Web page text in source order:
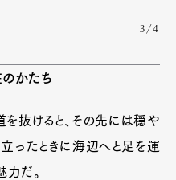
3/4
かたち
抜けると、その先には穏や
ったときに海辺へと足を運
力だ。